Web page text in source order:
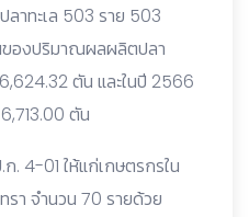
าทะเล 503 ราย 503
องปริมาณผลผลิตปลา
ตัน และในปี 2566
ตัน
. 4-01 ให้แก่เกษตรกรใน
รา จำนวน 70 รายด้วย